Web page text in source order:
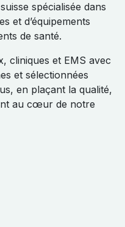
spécialisée dans
et d’équipements
de santé.
cliniques et EMS avec
et sélectionnées
en plaçant la qualité,
au cœur de notre